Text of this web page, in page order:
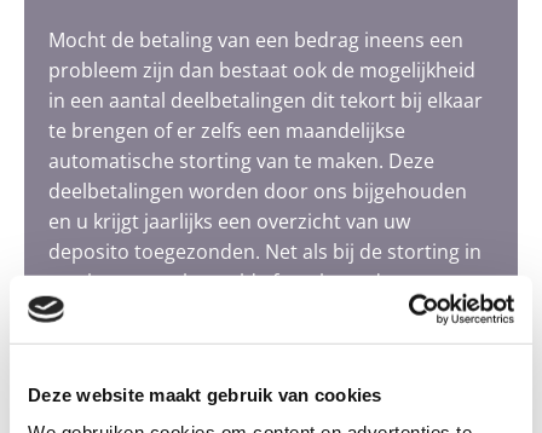
Deze website maakt gebruik van cookies
Mocht de betaling van een bedrag ineens een
probleem zijn dan bestaat ook de mogelijkheid
in een aantal deelbetalingen dit tekort bij elkaar
te brengen of er zelfs een maandelijkse
automatische storting van te maken. Deze
deelbetalingen worden door ons bijgehouden
en u krijgt jaarlijks een overzicht van uw
deposito toegezonden. Net als bij de storting in
een keer staat het geld afgeschermd en
uitsluitend gereserveerd voor betaling van uw
uitvaartkosten.